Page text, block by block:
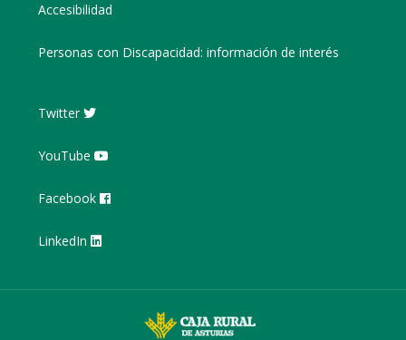
Accesibilidad
Personas con Discapacidad: información de interés
Twitter
YouTube
Facebook
LinkedIn